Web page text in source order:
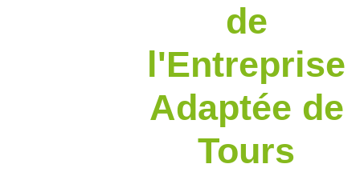
de
l'Entreprise
Adaptée de
Tours